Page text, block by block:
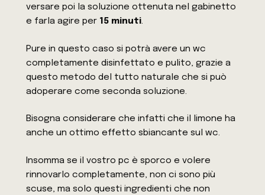
versare poi la soluzione ottenuta nel gabinetto
e farla agire per 15 minuti.
Pure in questo caso si potrà avere un wc
completamente disinfettato e pulito, grazie a
questo metodo del tutto naturale che si può
adoperare come seconda soluzione.
Bisogna considerare che infatti che il limone ha
anche un ottimo effetto sbiancante sul wc.
Insomma se il vostro pc è sporco e volere
rinnovarlo completamente, non ci sono più
scuse, ma solo questi ingredienti che non